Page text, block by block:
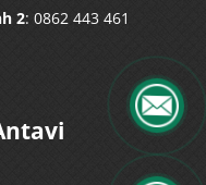
2: 0862 443 461